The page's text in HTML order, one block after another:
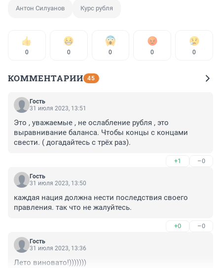
Антон Силуанов Курс рубля
0 0 0 0 0
КОММЕНТАРИИ 45
Гость
31 июля 2023, 13:51
Это , уважаемые , не ослабление рубля , это
выравнивание баланса. Чтобы концы с концами
свести. ( догадайтесь с трёх раз).
+1 –0
Гость
31 июля 2023, 13:50
каждая нация должна нести последствия своего
правления. так что не жалуйтесь.
+0 –0
Гость
31 июля 2023, 13:36
Лето виновато!)))))))